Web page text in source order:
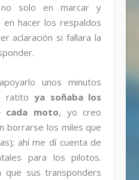
solo en marcar y
hacer los respaldos
aclaración si fallara la
unos minutos
ratito ya soñaba los
cada moto, yo creo
borrarse los miles que
ahí me dí cuenta de
para los pilotos.
sus transponders